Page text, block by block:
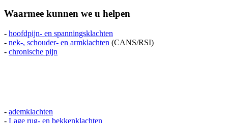
Waarmee kunnen we u helpen
- hoofdpijn- en spanningsklachten
- nek-, schouder- en armklachten (CANS/RSI)
- chronische pijn
- ademklachten
- Lage rug- en bekkenklachten